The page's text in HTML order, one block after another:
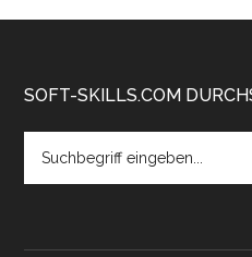
Footer
SOFT-SKILLS.COM
the